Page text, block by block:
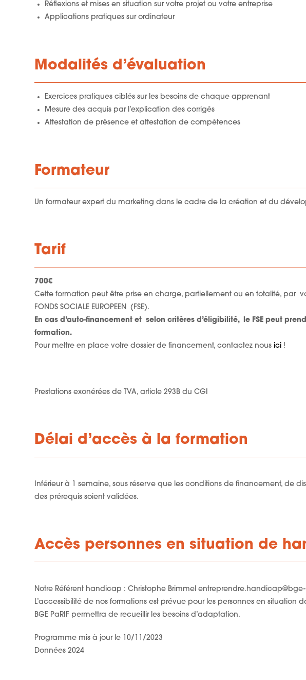
Réflexions et mises en situation sur votre projet ou votre entreprise
Applications pratiques sur ordinateur
Modalités d’évaluation
Exercices pratiques ciblés sur les besoins de chaque apprenant
Mesure des acquis par l’explication des corrigés
Attestation de présence et attestation de compétences
Formateur
Un formateur expert du marketing dans le cadre de la création et du
Tarif
700€
Cette formation peut être prise en charge, partiellement ou en totalité, par
FONDS SOCIALE EUROPEEN (FSE).
En cas d’auto-financement et selon critères d’éligibilité, le FSE peut
formation.
Pour mettre en place votre dossier de financement, contactez nous ici !
Prestations exonérées de TVA, article 293B du CGI
Délai d’accès à la formation
Inférieur à 1 semaine, sous réserve que les conditions de financement, de
des prérequis soient validées.
Accès personnes en situation de
Notre Référent handicap : Christophe Brimmel
L’accessibilité de nos formations est prévue pour les personnes en
BGE PaRIF permettra de recueillir les besoins d’adaptation.
Programme mis à jour le 10/11/2023
Données 2024